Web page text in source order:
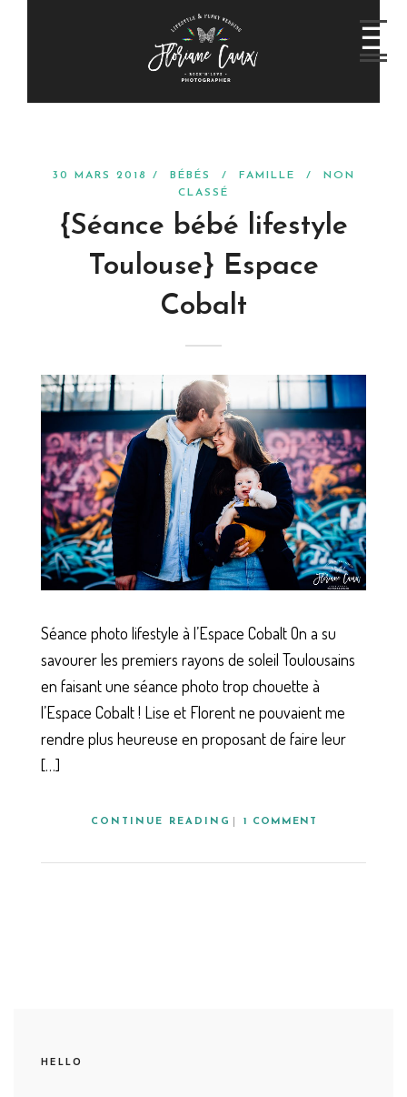
30 MARS 2018 / BÉBÉS / FAMILLE /
NON
CLASSÉ
{Séance bébé lifestyle
Toulouse} Espace
Cobalt
Séance photo lifestyle à l’Espace Cobalt On a su
savourer les premiers rayons de soleil Toulousains
en faisant une séance photo trop chouette à
l’Espace Cobalt ! Lise et Florent ne pouvaient me
rendre plus heureuse en proposant de faire leur
[…]
CONTINUE READING 1 COMMENT
HELLO